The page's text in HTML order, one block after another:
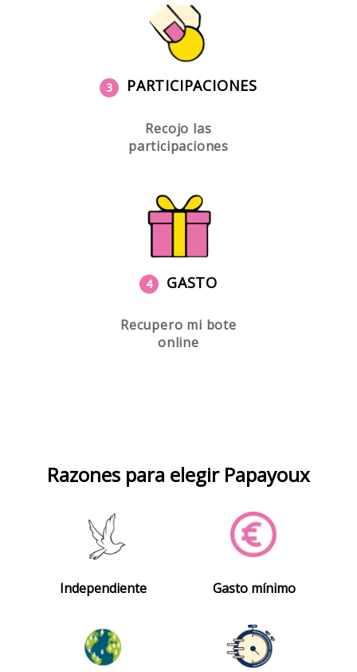
3 PARTICIPACIONES
Recojo las
participaciones
4 GASTO
Recupero mi bote
online
Razones para elegir Papayoux
Independiente Gasto mínimo